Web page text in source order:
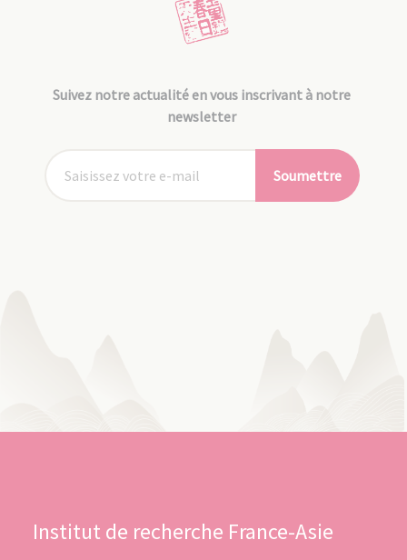
Suivez notre actualité en vous inscrivant à notre
newsletter
Soumettre
Institut de recherche France-Asie